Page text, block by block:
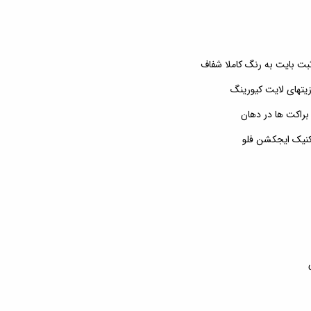
بایت به رنگ کاملا شفاف
لایت کیورینگ
براکت ها در دهان
ایجکشن فلو